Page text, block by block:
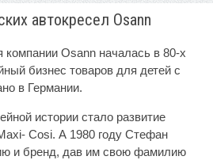
автокресел Osann
компании Osann началась в 80-х
бизнес товаров для детей с
в Германии.
истории стало развитие
Cosi. А 1980 году Стефан
и бренд, дав им свою фамилию